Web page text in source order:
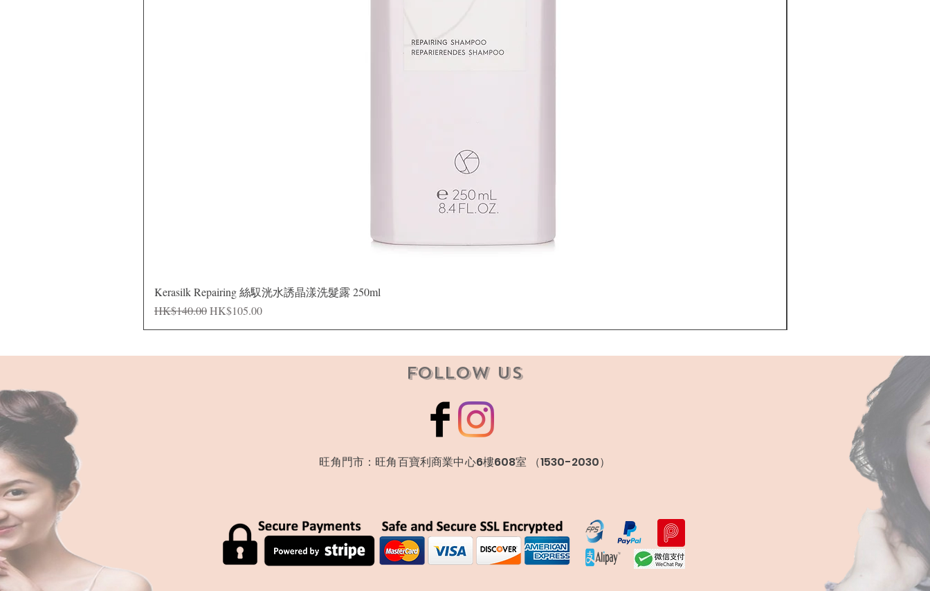
Kerasilk Repairing 絲馭洸水誘晶漾洗髮露 250ml
一般價格
HK$140.00促銷價格
HK$105.00
Follow Us
​旺角門市：旺角百寶利商業中心6樓608室 （1530-2030）